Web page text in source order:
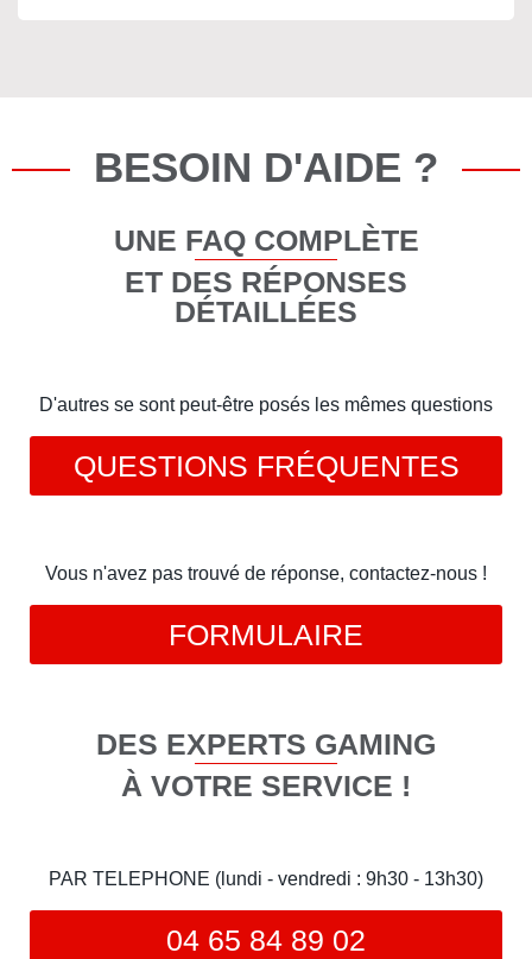
BESOIN D'AIDE ?
UNE FAQ COMPLÈTE
ET DES RÉPONSES
DÉTAILLÉES
D'autres se sont peut-être posés les mêmes questions
QUESTIONS FRÉQUENTES
Vous n'avez pas trouvé de réponse, contactez-nous !
FORMULAIRE
DES EXPERTS GAMING
À VOTRE SERVICE !
PAR TELEPHONE (lundi - vendredi : 9h30 - 13h30)
04 65 84 89 02